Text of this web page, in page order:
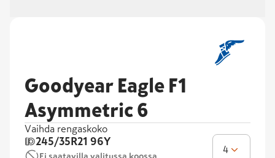
Goodyear Eagle F1
Asymmetric 6
Vaihda rengaskoko
245/35R21 96Y
Ei saatavilla valitussa koossa
4